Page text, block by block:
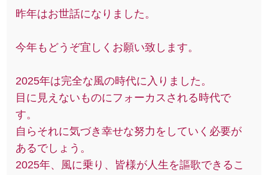
昨年はお世話になりました。
今年もどうぞ宜しくお願い致します。
2025年は完全な風の時代に入りました。
目に見えないものにフォーカスされる時代で
す。
自らそれに気づき幸せな努力をしていく必要が
あるでしょう。
2025年、風に乗り、皆様が人生を謳歌できるこ